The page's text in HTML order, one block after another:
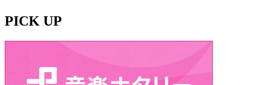
PICK UP